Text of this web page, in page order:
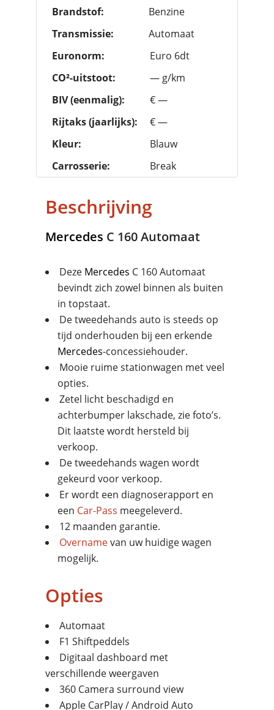
Brandstof:
Benzine
Transmissie:
Automaat
Euronorm:
Euro 6dt
CO²-uitstoot:
— g/km
BIV (eenmalig):
€ —
Rijtaks (jaarlijks):
€ —
Kleur:
Blauw
Carrosserie:
Break
Beschrijving
Mercedes C 160 Automaat
Deze Mercedes C 160 Automaat
bevindt zich zowel binnen als buiten
in topstaat.
De tweedehands auto is steeds op
tijd onderhouden bij een erkende
Mercedes-concessiehouder.
Mooie ruime stationwagen met veel
opties.
Zetel licht beschadigd en
achterbumper lakschade, zie foto’s.
Dit laatste wordt hersteld bij
verkoop.
De tweedehands wagen wordt
gekeurd voor verkoop.
Er wordt een diagnoserapport en
een Car-Pass meegeleverd.
12 maanden garantie.
Overnamevan uw huidige wagen
mogelijk.
Opties
Automaat
F1 Shiftpeddels
Digitaal dashboard met
verschillende weergaven
360 Camera surround view
Apple CarPlay / Android Auto